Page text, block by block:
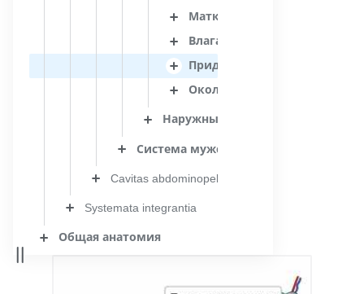
Матка
Влагалище
Придаток яичника
Околояичник; пароофорон
Наружные женские половые
Система мужских половых органов
Cavitas abdominopelvica
Systemata integrantia
Общая анатомия